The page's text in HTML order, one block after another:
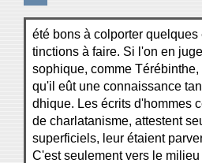
été bons à colporter
tinctions à faire. Si l'on en
sophique, comme
qu'il eût une connaissance
dhique. Les écrits d'hommes
de charlatanisme, attestent
superficiels, leur étaient
C'est seulement vers le